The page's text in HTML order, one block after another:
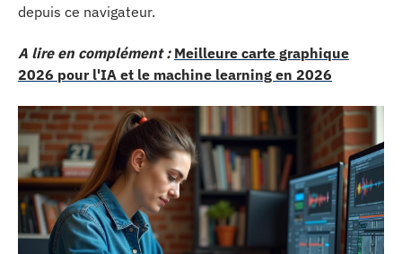
depuis ce navigateur.
A lire en complément : Meilleure carte graphique
2026 pour l'IA et le machine learning en 2026